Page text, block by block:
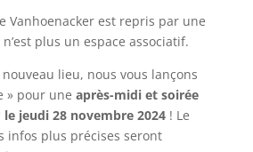
Vanhoenacker est repris par une
plus un espace associatif.
lieu, nous vous lançons
» pour une après-midi et soirée
jeudi 28 novembre 2024! Le
infos plus précises seront